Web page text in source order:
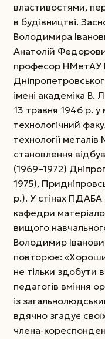
властивостями,
в будівництві.
Володимира
Анатолій
професор НМетАУ
імені академіка В.
13 травня 1946 р. у
технологічний
технології
становлення
(1969–1972)
1975),
р.). У стінах
кафедри
вищого
Володимир
повторює:
не тільки здобути
педагогів вміння
із
вдячно згадує
члена-